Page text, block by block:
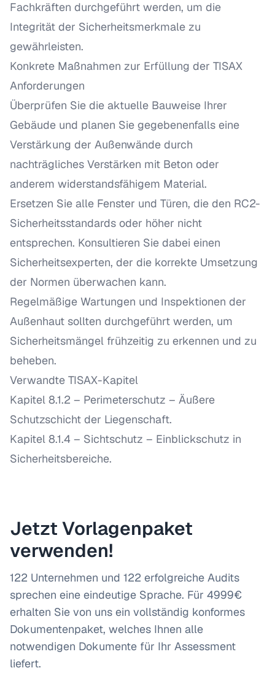
Fachkräften durchgeführt werden, um die
Integrität der Sicherheitsmerkmale zu
gewährleisten.
Konkrete Maßnahmen zur Erfüllung der TISAX
Anforderungen
Überprüfen Sie die aktuelle Bauweise Ihrer
Gebäude und planen Sie gegebenenfalls eine
Verstärkung der Außenwände durch
nachträgliches Verstärken mit Beton oder
anderem widerstandsfähigem Material.
Ersetzen Sie alle Fenster und Türen, die den RC2-
Sicherheitsstandards oder höher nicht
entsprechen. Konsultieren Sie dabei einen
Sicherheitsexperten, der die korrekte Umsetzung
der Normen überwachen kann.
Regelmäßige Wartungen und Inspektionen der
Außenhaut sollten durchgeführt werden, um
Sicherheitsmängel frühzeitig zu erkennen und zu
beheben.
Verwandte TISAX-Kapitel
Kapitel 8.1.2 – Perimeterschutz – Äußere
Schutzschicht der Liegenschaft.
Kapitel 8.1.4 – Sichtschutz – Einblickschutz in
Sicherheitsbereiche.
Jetzt Vorlagenpaket
verwenden!
122 Unternehmen und 122 erfolgreiche Audits
sprechen eine eindeutige Sprache. Für 4999€
erhalten Sie von uns ein vollständig konformes
Dokumentenpaket, welches Ihnen alle
notwendigen Dokumente für Ihr Assessment
liefert.